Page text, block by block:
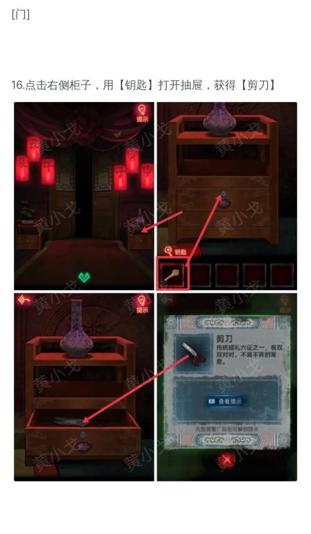
[门]
16.点击右侧柜子，用【钥匙】打开抽屉，获得【剪刀】